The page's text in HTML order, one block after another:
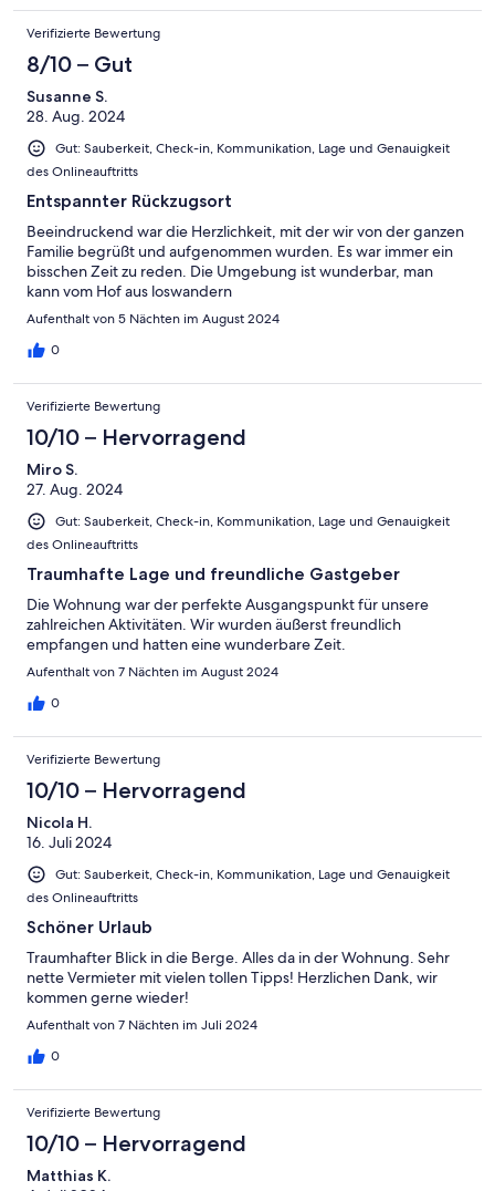
Verifizierte Bewertung
8/10 – Gut
Susanne S.
28. Aug. 2024
Gut: Sauberkeit, Check-in, Kommunikation, Lage und Genauigkeit
des Onlineauftritts
Entspannter Rückzugsort
Beeindruckend war die Herzlichkeit, mit der wir von der ganzen
Familie begrüßt und aufgenommen wurden. Es war immer ein
bisschen Zeit zu reden. Die Umgebung ist wunderbar, man
kann vom Hof aus loswandern
Aufenthalt von 5 Nächten im August 2024
0
Verifizierte Bewertung
10/10 – Hervorragend
Miro S.
27. Aug. 2024
Gut: Sauberkeit, Check-in, Kommunikation, Lage und Genauigkeit
des Onlineauftritts
Traumhafte Lage und freundliche Gastgeber
Die Wohnung war der perfekte Ausgangspunkt für unsere
zahlreichen Aktivitäten. Wir wurden äußerst freundlich
empfangen und hatten eine wunderbare Zeit.
Aufenthalt von 7 Nächten im August 2024
0
Verifizierte Bewertung
10/10 – Hervorragend
Nicola H.
16. Juli 2024
Gut: Sauberkeit, Check-in, Kommunikation, Lage und Genauigkeit
des Onlineauftritts
Schöner Urlaub
Traumhafter Blick in die Berge. Alles da in der Wohnung. Sehr
nette Vermieter mit vielen tollen Tipps! Herzlichen Dank, wir
kommen gerne wieder!
Aufenthalt von 7 Nächten im Juli 2024
0
Verifizierte Bewertung
10/10 – Hervorragend
Matthias K.